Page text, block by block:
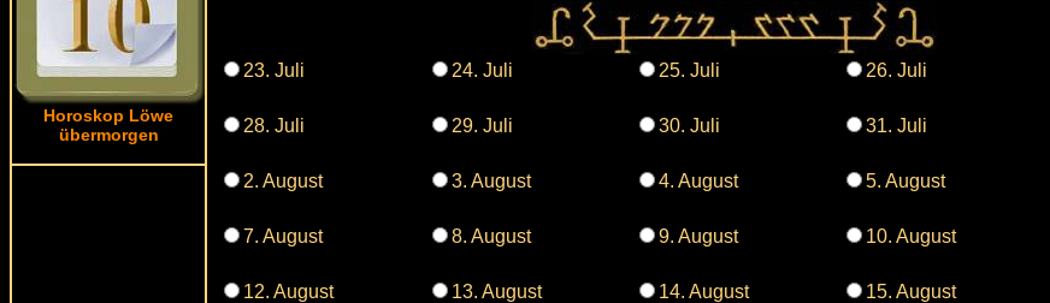
Horoskop Löwe
übermorgen
23. Juli 24. Juli 25. Juli 26. Juli
28. Juli 29. Juli 30. Juli 31. Juli
2. August 3. August 4. August 5. August
7. August 8. August 9. August 10. August
12. August 13. August 14. August 15. August